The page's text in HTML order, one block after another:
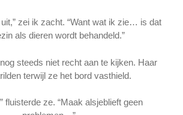
zei ik zacht. “Want wat ik zie… is dat
als dieren wordt behandeld.”
steeds niet recht aan te kijken. Haar
terwijl ze het bord vasthield.
fluisterde ze. “Maak alsjeblieft geen